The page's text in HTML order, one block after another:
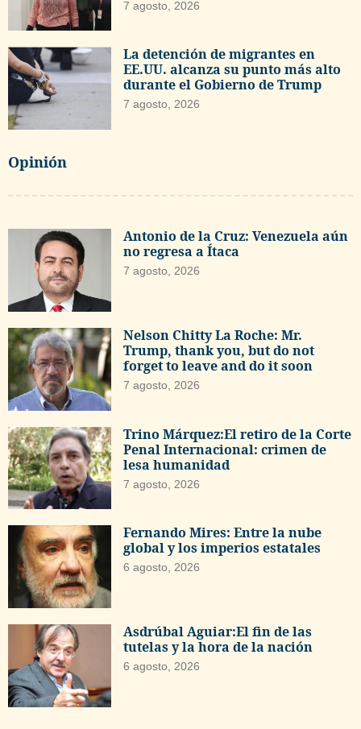
7 agosto, 2026
La detención de migrantes en
EE.UU. alcanza su punto más alto
durante el Gobierno de Trump
7 agosto, 2026
Opinión
Antonio de la Cruz: Venezuela aún
no regresa a Ítaca
7 agosto, 2026
Nelson Chitty La Roche: Mr.
Trump, thank you, but do not
forget to leave and do it soon
7 agosto, 2026
Trino Márquez:El retiro de la Corte
Penal Internacional: crimen de
lesa humanidad
7 agosto, 2026
Fernando Mires: Entre la nube
global y los imperios estatales
6 agosto, 2026
Asdrúbal Aguiar:El fin de las
tutelas y la hora de la nación
6 agosto, 2026